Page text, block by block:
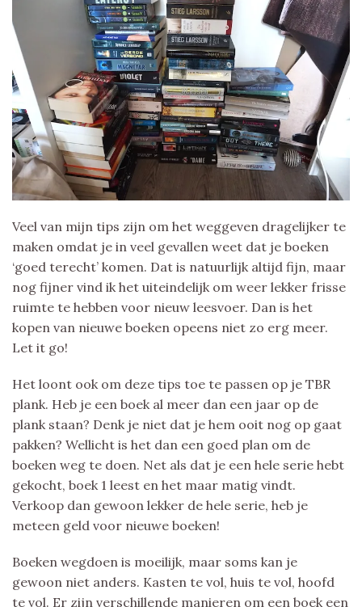
Veel van mijn tips zijn om het weggeven dragelijker te
maken omdat je in veel gevallen weet dat je boeken
‘goed terecht’ komen. Dat is natuurlijk altijd fijn, maar
nog fijner vind ik het uiteindelijk om weer lekker frisse
ruimte te hebben voor nieuw leesvoer. Dan is het
kopen van nieuwe boeken opeens niet zo erg meer.
Let it go!
Het loont ook om deze tips toe te passen op je TBR
plank. Heb je een boek al meer dan een jaar op de
plank staan? Denk je niet dat je hem ooit nog op gaat
pakken? Wellicht is het dan een goed plan om de
boeken weg te doen. Net als dat je een hele serie hebt
gekocht, boek 1 leest en het maar matig vindt.
Verkoop dan gewoon lekker de hele serie, heb je
meteen geld voor nieuwe boeken!
Boeken wegdoen is moeilijk, maar soms kan je
gewoon niet anders. Kasten te vol, huis te vol, hoofd
te vol. Er zijn verschillende manieren om een boek een